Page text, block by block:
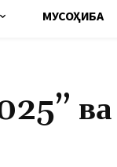
МУСОҲИБА
ва